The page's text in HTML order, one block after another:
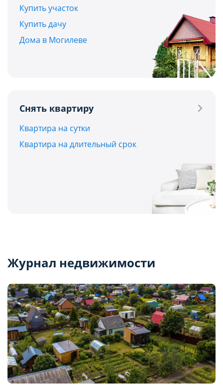
Купить участок
Купить дачу
Дома в Могилеве
Снять квартиру
Квартира на сутки
Квартира на длительный срок
Журнал недвижимости